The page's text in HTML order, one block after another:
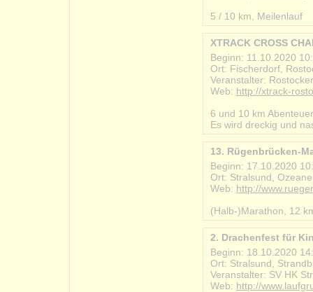
5 / 10 km, Meilenlauf
XTRACK CROSS
Beginn: 11.10.2020
Ort: Fischerdorf,
Veranstalter:
Web: http://xtrack-
6 und 10 km Abenteuer
Es wird dreckig und
13. Rügenbrücken-
Beginn: 17.10.2020
Ort: Stralsund,
Web: http://
(Halb-)Marathon, 12
2. Drachenfest für
Beginn: 18.10.2020
Ort: Stralsund,
Veranstalter: SV HK
Web: http://